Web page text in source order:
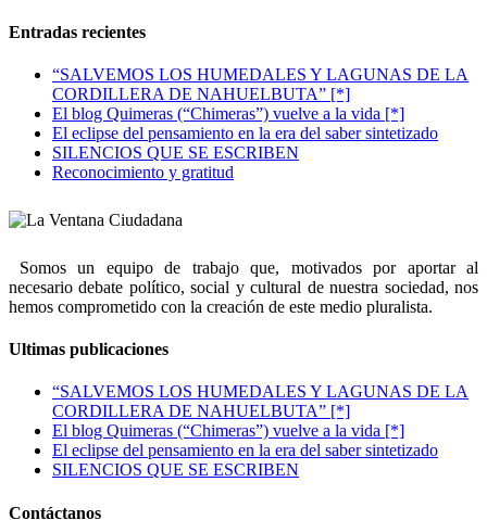
Entradas recientes
“SALVEMOS LOS HUMEDALES Y LAGUNAS DE LA
CORDILLERA DE NAHUELBUTA” [*]
El blog Quimeras (“Chimeras”) vuelve a la vida [*]
El eclipse del pensamiento en la era del saber sintetizado
SILENCIOS QUE SE ESCRIBEN
Reconocimiento y gratitud
Somos un equipo de trabajo que, motivados por aportar al
necesario debate político, social y cultural de nuestra sociedad, nos
hemos comprometido con la creación de este medio pluralista.
Ultimas publicaciones
“SALVEMOS LOS HUMEDALES Y LAGUNAS DE LA
CORDILLERA DE NAHUELBUTA” [*]
El blog Quimeras (“Chimeras”) vuelve a la vida [*]
El eclipse del pensamiento en la era del saber sintetizado
SILENCIOS QUE SE ESCRIBEN
Contáctanos